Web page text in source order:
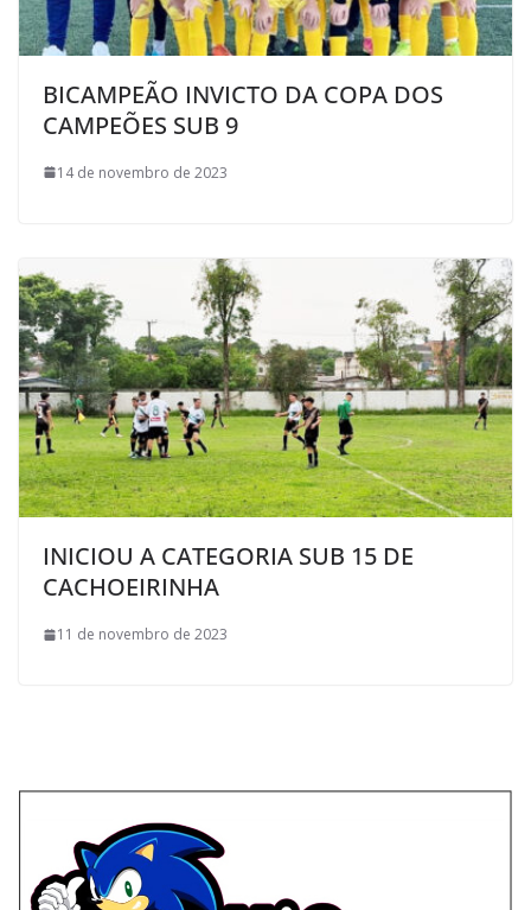
BICAMPEÃO INVICTO DA COPA DOS
CAMPEÕES SUB 9
14 de novembro de 2023
INICIOU A CATEGORIA SUB 15 DE
CACHOEIRINHA
11 de novembro de 2023